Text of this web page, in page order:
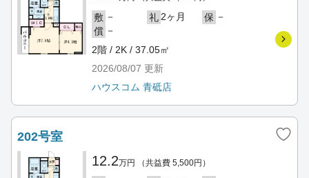
敷 － 礼 2ヶ月 保 －
償 －
2階 / 2K / 37.05㎡
2026/08/07 更新
ハウスコム 青砥店
202号室
12.2万円 （共益費 5,500円）